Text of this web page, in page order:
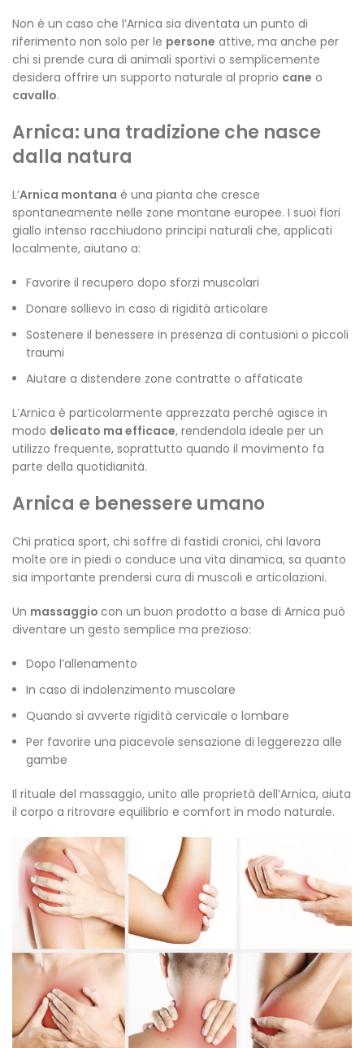
Non è un caso che l’Arnica sia diventata un punto di
riferimento non solo per le persone attive, ma anche per
chi si prende cura di animali sportivi o semplicemente
desidera offrire un supporto naturale al proprio cane o
cavallo.
Arnica: una tradizione che nasce
dalla natura
L’Arnica montana è una pianta che cresce
spontaneamente nelle zone montane europee. I suoi fiori
giallo intenso racchiudono principi naturali che, applicati
localmente, aiutano a:
Favorire il recupero dopo sforzi muscolari
Donare sollievo in caso di rigidità articolare
Sostenere il benessere in presenza di contusioni o piccoli
traumi
Aiutare a distendere zone contratte o affaticate
L’Arnica è particolarmente apprezzata perché agisce in
modo delicato ma efficace, rendendola ideale per un
utilizzo frequente, soprattutto quando il movimento fa
parte della quotidianità.
Arnica e benessere umano
Chi pratica sport, chi soffre di fastidi cronici, chi lavora
molte ore in piedi o conduce una vita dinamica, sa quanto
sia importante prendersi cura di muscoli e articolazioni.
Un massaggio con un buon prodotto a base di Arnica può
diventare un gesto semplice ma prezioso:
Dopo l’allenamento
In caso di indolenzimento muscolare
Quando si avverte rigidità cervicale o lombare
Per favorire una piacevole sensazione di leggerezza alle
gambe
Il rituale del massaggio, unito alle proprietà dell’Arnica, aiuta
il corpo a ritrovare equilibrio e comfort in modo naturale.